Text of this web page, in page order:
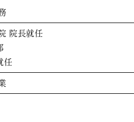
院長就任
任